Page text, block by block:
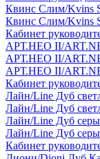
Квинс Слим/Kvins
Квинс Слим/Kvins
Кабинет
АРТ.НЕО II/
АРТ.НЕО II/
АРТ.НЕО II/
Кабинет
Лайн/Line Дуб
Лайн/Line Дуб
Лайн/Line Дуб
Лайн/Line Дуб
Кабинет